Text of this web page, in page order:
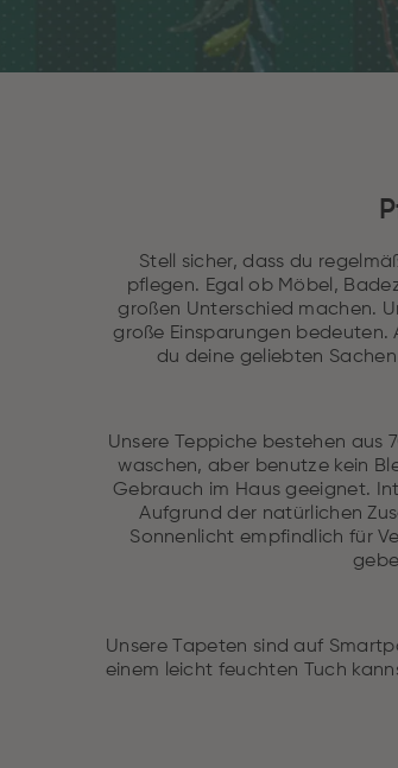
Stell sicher, dass du
pflegen. Egal ob Möbel,
großen Unterschied machen.
große Einsparungen bedeuten.
du deine geliebten
Unsere Teppiche bestehen aus
waschen, aber benutze kein
Gebrauch im Haus geeignet.
Aufgrund der natürlichen
Sonnenlicht empfindlich für
Unsere Tapeten sind auf
einem leicht feuchten Tuch